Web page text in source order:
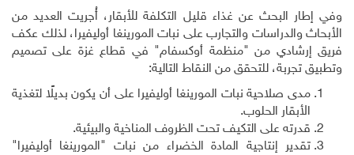
وفي إطار البحث عن غذاء قليل التكلفة للأبقار، أُجريت العديد من
الأبحاث والدراسات والتجارب على نبات المورينغا أوليفيرا، لذلك عكف
فريق إرشادي من "منظمة أوكسفام" في قطاع غزة على تصميم
وتطبيق تجربة، للتحقق من النقاط التالية:
مدى صلاحية نبات المورينغا أوليفيرا على أن يكون بديلًا لتغذية
الأبقار الحلوب.
قدرته على التكيف تحت الظروف المناخية والبيئية.
تقدير إنتاجية المادة الخضراء من نبات "المورينغا أوليفيرا"